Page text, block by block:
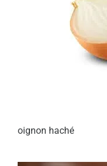
oignon haché